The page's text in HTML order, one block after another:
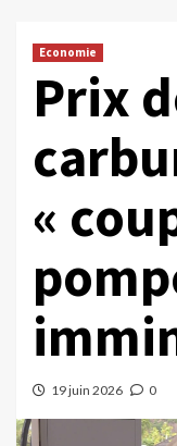
Economie
Prix
«
19 juin 2026 0